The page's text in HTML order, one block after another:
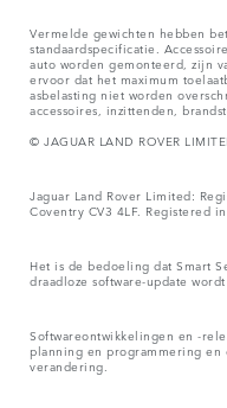
Vermelde gewichten hebben
standaardspecificatie.
auto worden gemonteerd, zijn
ervoor dat het maximum
asbelasting niet worden
accessoires, inzittenden,
© JAGUAR LAND ROVER
Jaguar Land Rover Limited:
Coventry CV3 4LF. Registered
Het is de bedoeling dat Smart
draadloze software-update
Softwareontwikkelingen en -
planning en programmering en
verandering.